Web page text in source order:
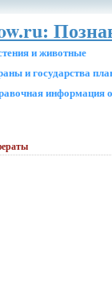
и животные
и государства
информация